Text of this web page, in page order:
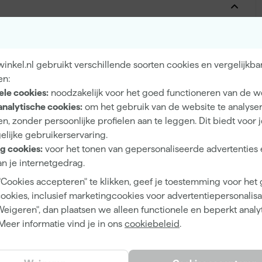
gebruikt verschillende soorten cookies en
cookies: noodzakelijk voor het goed functioneren van de
cookies: om het gebruik van de website te
zonder persoonlijke profielen aan te leggen. Dit biedt voor
gebruikerservaring.
cookies: voor het tonen van gepersonaliseerde advertenties
je internetgedrag.
accepteren" te klikken, geef je toestemming voor het
inclusief marketingcookies voor
dan plaatsen we alleen functionele en beperkt
informatie vind je in ons cookiebeleid.
Hout, Metaal
Eiglans
Dekkend
13 m²/l
2 h
Airless spuitapparatuur, Kwast, Viltroller